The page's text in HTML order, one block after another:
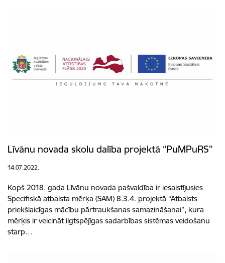
Līvānu novada skolu dalība projektā “PuMPuRS”
14.07.2022.
Kopš 2018. gada Līvānu novada pašvaldība ir iesaistījusies
Specifiskā atbalsta mērķa (SAM) 8.3.4. projektā “Atbalsts
priekšlaicīgas mācību pārtraukšanas samazināšanai”, kura
mērķis ir veicināt ilgtspējīgas sadarbības sistēmas veidošanu
starp…